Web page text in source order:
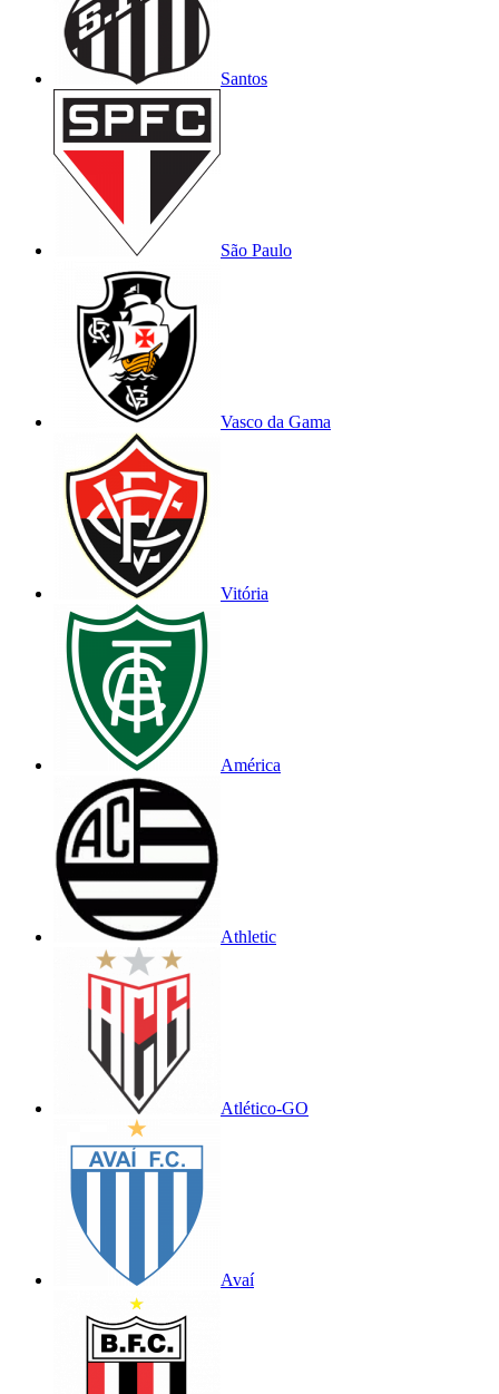
Santos
São Paulo
Vasco da Gama
Vitória
América
Athletic
Atlético-GO
Avaí